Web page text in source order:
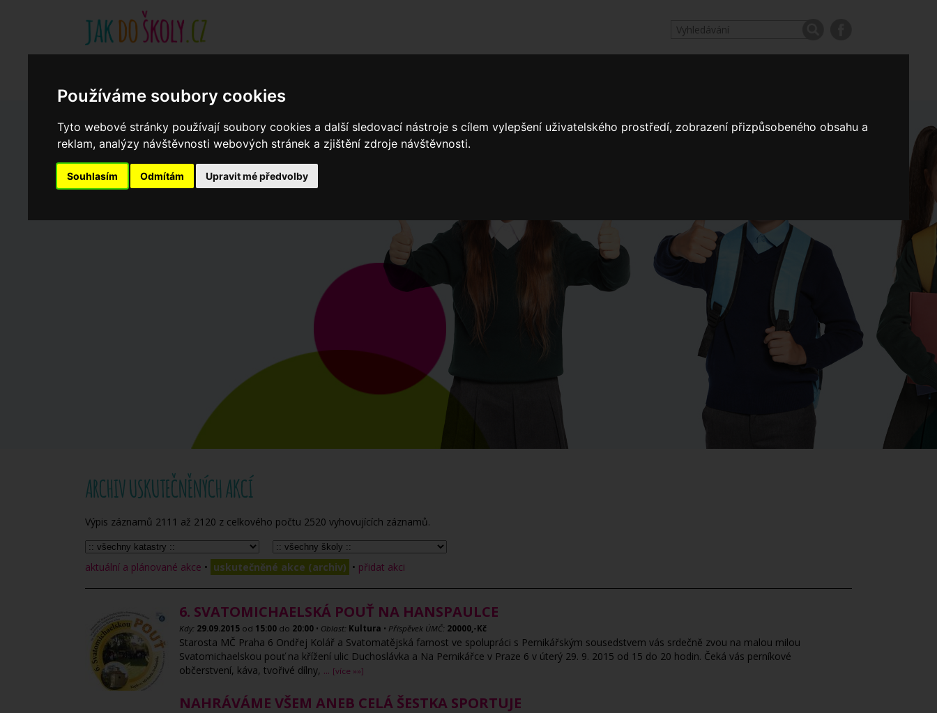
Používáme soubory cookies
Tyto webové stránky používají soubory cookies a další sledovací nástroje s cílem vylepšení uživatelského prostředí, zobrazení přizpůsobeného obsahu a
reklam, analýzy návštěvnosti webových stránek a zjištění zdroje návštěvnosti.
Souhlasím Odmítám Upravit mé předvolby
Zápisy do ZŠ 2026/27 Výroční zprávy Spádové oblasti ZŠ Koncepce školství
Dny otevřených dveří ZŠ
ARCHIV USKUTEČNĚNÝCH AKCÍ
Výpis záznamů 2111 až 2120 z celkového počtu 2520 vyhovujících záznamů.
aktuální a plánované akce • uskutečněné akce (archiv) • přidat akci
6. SVATOMICHAELSKÁ POUŤ NA HANSPAULCE
Kdy: 29.09.2015 od 15:00 do 20:00 • Oblast: Kultura • Příspěvek ÚMČ: 20000,-Kč
Starosta MČ Praha 6 Ondřej Kolář a Svatomatějská farnost ve spolupráci s Pernikářským sousedstvem vás srdečně zvou na malou milou
Svatomichaelskou pouť na křížení ulic Duchoslávka a Na Pernikářce v Praze 6 v úterý 29. 9. 2015 od 15 do 20 hodin. Čeká vás perníkové
občerstvení, káva, tvořivé dílny, ... [více »»]
NAHRÁVÁME VŠEM ANEB CELÁ ŠESTKA SPORTUJE